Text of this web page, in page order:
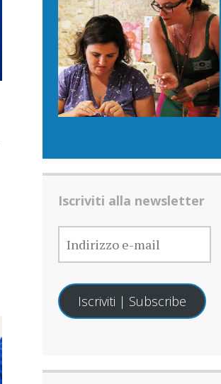
Iscriviti alla newsletter
INDIRIZZO
E-
MAIL
Iscriviti | Subscribe